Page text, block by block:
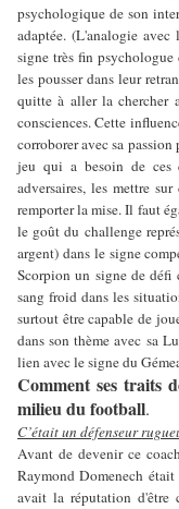
psychologique de son
adaptée. (L'analogie
signe très fin
les pousser dans leur
quitte à aller la chercher
consciences. Cette
corroborer avec sa
jeu qui a besoin de ces
adversaires, les mettre
remporter la mise. Il faut
le goût du challenge
argent) dans le signe
Scorpion un signe de défi
sang froid dans les
surtout être capable de
dans son thème avec sa
lien avec le signe du
Comment ses traits
milieu du football.
C’était un défenseur
Avant de devenir ce
Raymond Domenech
avait la réputation d'être